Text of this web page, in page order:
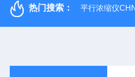
热门搜索： 平行浓缩仪